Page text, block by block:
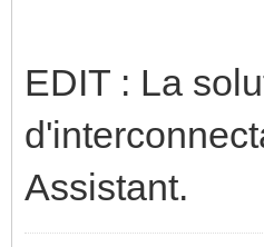
EDIT : La
Assistant.